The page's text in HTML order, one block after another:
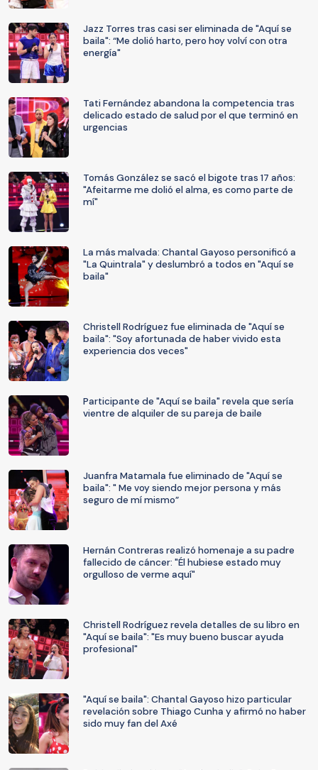
Jazz Torres tras casi ser eliminada de "Aquí se
baila": “Me dolió harto, pero hoy volví con otra
energía"
Tati Fernández abandona la competencia tras
delicado estado de salud por el que terminó en
urgencias
Tomás González se sacó el bigote tras 17 años:
"Afeitarme me dolió el alma, es como parte de
mí"
La más malvada: Chantal Gayoso personificó a
"La Quintrala" y deslumbró a todos en "Aquí se
baila"
Christell Rodríguez fue eliminada de "Aquí se
baila": "Soy afortunada de haber vivido esta
experiencia dos veces"
Participante de "Aquí se baila" revela que sería
vientre de alquiler de su pareja de baile
Juanfra Matamala fue eliminado de "Aquí se
baila": " Me voy siendo mejor persona y más
seguro de mí mismo”
Hernán Contreras realizó homenaje a su padre
fallecido de cáncer: "Él hubiese estado muy
orgulloso de verme aquí"
Christell Rodríguez revela detalles de su libro en
"Aquí se baila": "Es muy bueno buscar ayuda
profesional"
"Aquí se baila": Chantal Gayoso hizo particular
revelación sobre Thiago Cunha y afirmó no haber
sido muy fan del Axé